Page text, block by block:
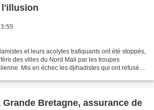
l'illusion
et leurs acolytes trafiquants ont été stoppés,
des villes du Nord Mali par les troupes
Mis en échec les djihadistes qui ont refusé le
Bretagne, assurance de